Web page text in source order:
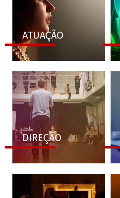
ATUAÇÃO
DIREÇÃO